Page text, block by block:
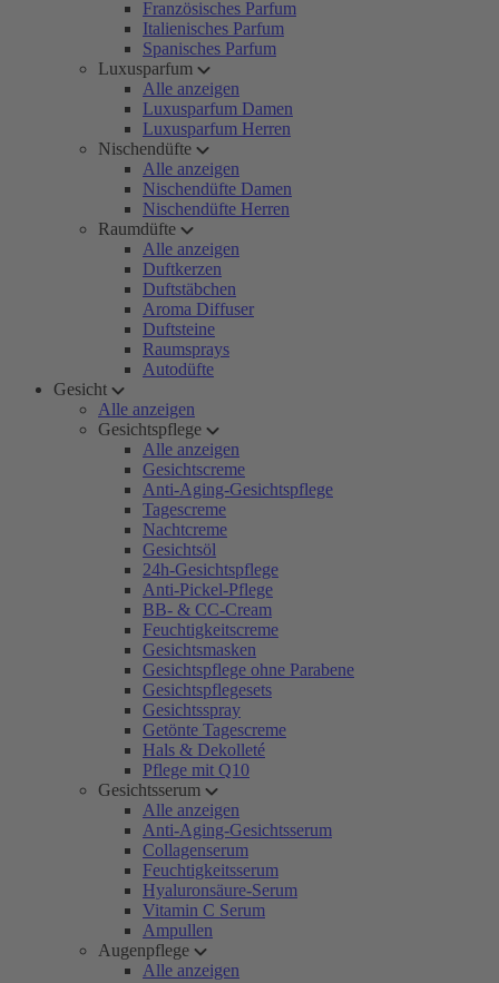
Französisches Parfum
Italienisches Parfum
Spanisches Parfum
Luxusparfum
Alle anzeigen
Luxusparfum Damen
Luxusparfum Herren
Nischendüfte
Alle anzeigen
Nischendüfte Damen
Nischendüfte Herren
Raumdüfte
Alle anzeigen
Duftkerzen
Duftstäbchen
Aroma Diffuser
Duftsteine
Raumsprays
Autodüfte
Gesicht
Alle anzeigen
Gesichtspflege
Alle anzeigen
Gesichtscreme
Anti-Aging-Gesichtspflege
Tagescreme
Nachtcreme
Gesichtsöl
24h-Gesichtspflege
Anti-Pickel-Pflege
BB- & CC-Cream
Feuchtigkeitscreme
Gesichtsmasken
Gesichtspflege ohne Parabene
Gesichtspflegesets
Gesichtsspray
Getönte Tagescreme
Hals & Dekolleté
Pflege mit Q10
Gesichtsserum
Alle anzeigen
Anti-Aging-Gesichtsserum
Collagenserum
Feuchtigkeitsserum
Hyaluronsäure-Serum
Vitamin C Serum
Ampullen
Augenpflege
Alle anzeigen